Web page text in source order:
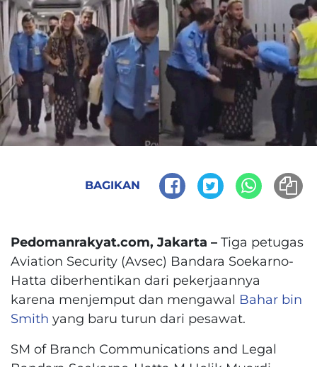
BAGIKAN
Pedomanrakyat.com, Jakarta – Tiga petugas
Aviation Security (Avsec) Bandara Soekarno-
Hatta diberhentikan dari pekerjaannya
karena menjemput dan mengawal Bahar bin
Smith yang baru turun dari pesawat.
SM of Branch Communications and Legal